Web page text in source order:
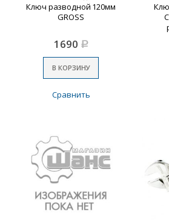
Ключ разводной 120мм
GROSS
1690 Р
В КОРЗИНУ
Сравнить